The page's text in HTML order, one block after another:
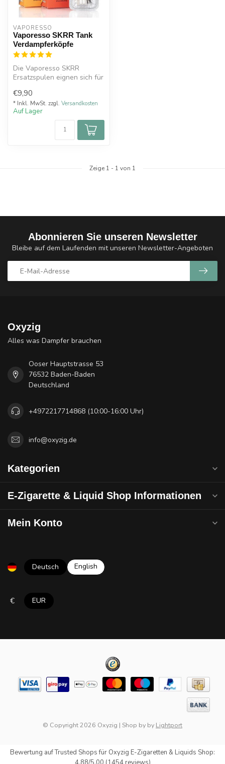
VAPORESSO
Vaporesso SKRR Tank
Verdampferköpfe
Die Vaporesso SKRR
Ersatzspulen eignen sich für
einschli...
€9,90
* Inkl. MwSt. zzgl. Versandkosten
Auf Lager
Zeige 1 - 1 von 1
Abonnieren Sie unseren Newsletter
Bleibe auf dem Laufenden mit unseren Newsletter-Angeboten
Oxyzig
Alles was Dampfer brauchen
Ooser Hauptstrasse 53
76532 Baden-Baden
Deutschland
+4972217714868 (10:00-16:00 Uhr)
info@oxyzig.de
Kategorien
E-Zigarette & Liquid Shop Informationen
Mein Konto
Deutsch English
€ EUR
© Copyright 2026 Oxyzig | Shop by by Lightport
Bewertung aufTrusted Shopsfür Oxyzig E-Zigaretten & Liquids Shop: